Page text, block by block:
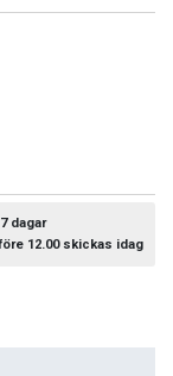
dagar
12.00 skickas idag